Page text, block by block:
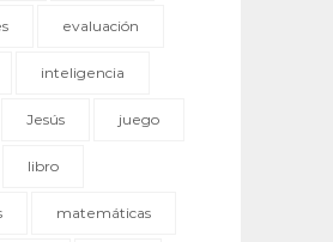
evaluación
inteligencia
Jesús juego
libro
matemáticas